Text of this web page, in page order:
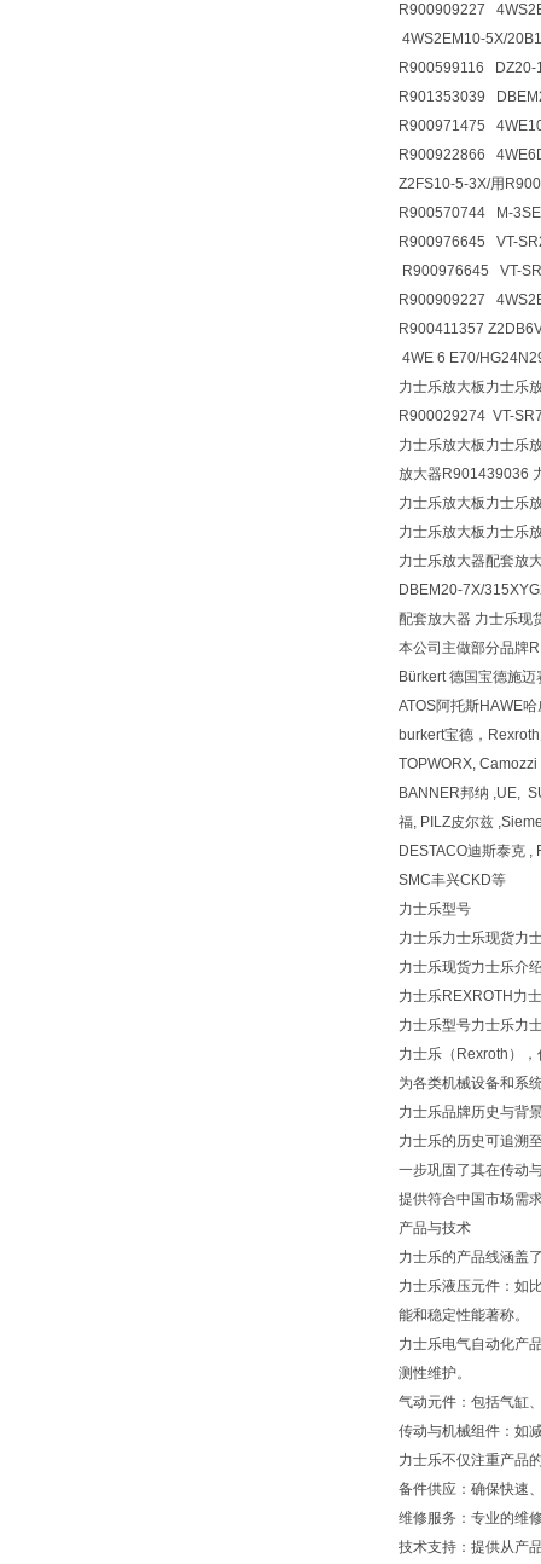
R900909227
4WS2EM10-5X/
R900599116 DZ20-
R901353039
R900971475
R900922866
Z2FS10-5-3X/用
R900570744 M-
R900976645 VT-
R900976645 VT-
R900909227
R900411357
4WE 6 E70/
力士乐放大板力士乐
R900029274 VT-
力士乐放大板力士乐
放大器R901439036
力士乐放大板力士乐
力士乐放大板力士乐
力士乐放大器配套放
DBEM20-7X/
配套放大器 力士乐现
本公司主做部分品牌
Bürkert 德国宝德施
ATOS阿托斯HAWE
burkert宝德，
TOPWORX,
BANNER邦纳 ,UE,
福, PILZ皮尔兹
DESTACO迪斯泰克
SMC丰兴CKD等
力士乐型号
力士乐力士乐现货力
力士乐现货力士乐介
力士乐REXROTH力
力士乐型号力士乐力
力士乐（Rexroth）
为各类机械设备和系
力士乐品牌历史与背
力士乐的历史可追溯
一步巩固了其在传动
提供符合中国市场需
产品与技术
力士乐的产品线涵盖
力士乐液压元件：如
能和稳定性能著称。
力士乐电气自动化产
测性维护。
气动元件：包括气缸
传动与机械组件：如
力士乐不仅注重产品
备件供应：确保快速
维修服务：专业的维
技术支持：提供从产